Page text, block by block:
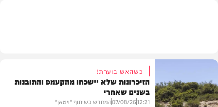
כשהאש בוערת!
הזיכרונות שלא יישכחו מהקעמפ והתובנות
בשנים שאחרי
12:21
07/08/26המחדש בשיתוף "וימאן"